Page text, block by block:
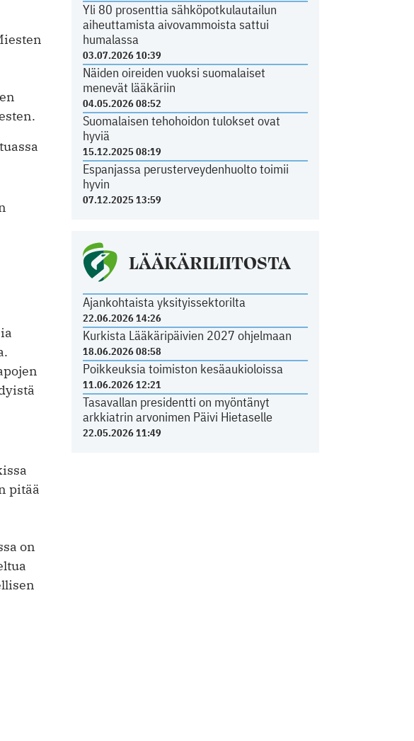
Yli 80 prosenttia sähköpotkulautailun
aiheuttamista aivovammoista sattui
humalassa
03.07.2026 10:39
Näiden oireiden vuoksi suomalaiset
menevät lääkäriin
04.05.2026 08:52
Suomalaisen tehohoidon tulokset ovat
hyviä
15.12.2025 08:19
Espanjassa perusterveydenhuolto toimii
hyvin
07.12.2025 13:59
LÄÄKÄRILIITOSTA
Ajankohtaista yksityissektorilta
22.06.2026 14:26
Kurkista Lääkäripäivien 2027 ohjelmaan
18.06.2026 08:58
Poikkeuksia toimiston kesäaukioloissa
11.06.2026 12:21
Tasavallan presidentti on myöntänyt
arkkiatrin arvonimen Päivi Hietaselle
22.05.2026 11:49
pitää
on